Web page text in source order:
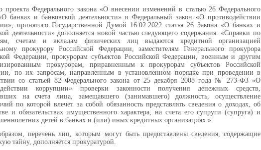
проекта Федерального закона «О внесении изменений в статью 26 Федерального
банках и банковской деятельности» и Федеральный закон «О противодействии
принятого Государственной Думой 16.02.2022 статья 26 Закона «О банках и
деятельности» дополняется новой частью следующего содержания: «Справки по
счетам и вкладам физических лиц выдаются кредитной организацией
прокурору Российской Федерации, заместителям Генерального прокурора
Федерации, прокурорам субъектов Российской Федерации, военным и другим
прокурорам, приравненным к прокурорам субъектов Российской
по их запросам, направленным в установленном порядке при проведении в
со статьей 82 Федерального закона от 25 декабря 2008 года № 273-ФЗ «О
коррупции» проверки законности получения денежных средств,
на счета лица, замещавшего (занимавшего) должность, осуществление
по которой влечет за собой обязанность представлять сведения о доходах, об
и обязательствах имущественного характера, на счета его супруги (супруга) и
детей в банках и (или) иных кредитных организациях.».
перечень лиц, которым могут быть предоставлены сведения, содержащие
тайну, дополняется прокуратурой.